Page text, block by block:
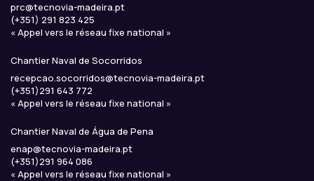
prc@tecnovia-madeira.pt
(+351) 291 823 425
« Appel vers le réseau fixe national »
Chantier Naval de Socorridos
recepcao.socorridos@tecnovia-madeira.pt
(+351)291 643 772
« Appel vers le réseau fixe national »
Chantier Naval de Água de Pena
enap@tecnovia-madeira.pt
(+351)291 964 086
« Appel vers le réseau fixe national »